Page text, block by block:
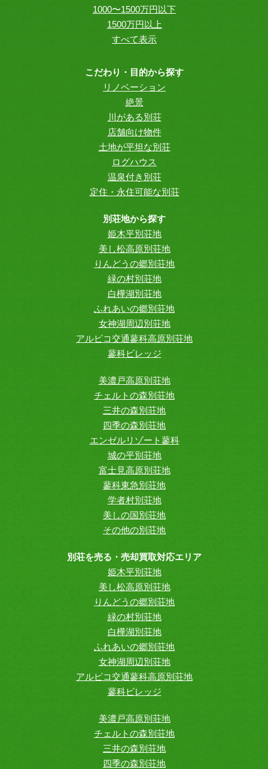
1000〜1500万円以下
1500万円以上
すべて表示
こだわり・目的から探す
リノベーション
絶景
川がある別荘
店舗向け物件
土地が平坦な別荘
ログハウス
温泉付き別荘
定住・永住可能な別荘
別荘地から探す
姫木平別荘地
美し松高原別荘地
りんどうの郷別荘地
緑の村別荘地
白樺湖別荘地
ふれあいの郷別荘地
女神湖周辺別荘地
アルピコ交通蓼科高原別荘地
蓼科ビレッジ
美濃戸高原別荘地
チェルトの森別荘地
三井の森別荘地
四季の森別荘地
エンゼルリゾート蓼科
城の平別荘地
富士見高原別荘地
蓼科東急別荘地
学者村別荘地
美しの国別荘地
その他の別荘地
別荘を売る・売却買取対応エリア
姫木平別荘地
美し松高原別荘地
りんどうの郷別荘地
緑の村別荘地
白樺湖別荘地
ふれあいの郷別荘地
女神湖周辺別荘地
アルピコ交通蓼科高原別荘地
蓼科ビレッジ
美濃戸高原別荘地
チェルトの森別荘地
三井の森別荘地
四季の森別荘地